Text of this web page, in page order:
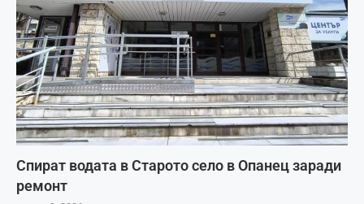
Спират водата в Старото село в Опанец заради
ремонт